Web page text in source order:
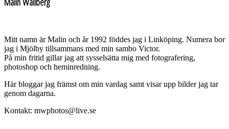
Mitt namn är Malin och år 1992 föddes jag i Linköping. Numera bor
jag i Mjölby tillsammans med min sambo Victor.
På min fritid gillar jag att sysselsätta mig med fotografering,
photoshop och heminredning.
Här bloggar jag främst om min vardag samt visar upp bilder jag tar
genom dagarna.
Kontakt: mwphotos@live.se